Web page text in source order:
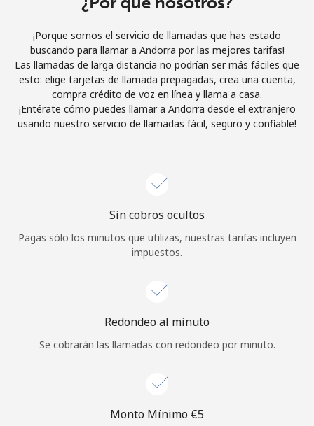
o
Continuar con
¡Porque somos el servicio de llamadas que has estado
buscando para llamar a Andorra por las mejores tarifas!
Las llamadas de larga distancia no podrían ser más fáciles que
esto: elige tarjetas de llamada prepagadas, crea una cuenta,
compra crédito de voz en línea y llama a casa.
¡Entérate cómo puedes llamar a Andorra desde el extranjero
usando nuestro servicio de llamadas fácil, seguro y confiable!
Sin cobros ocultos
Pagas sólo los minutos que utilizas, nuestras tarifas incluyen
impuestos.
Redondeo al minuto
Se cobrarán las llamadas con redondeo por minuto.
Monto Mínimo ⁦€5⁩